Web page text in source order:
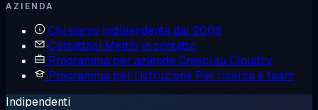
AZIENDA
Chi siamo Indipendente dal 2008
Contattaci Mettiti in contatto
Programma per aziendeCresci su Cloudzy
Programma per l'istruzione Per ricerca e team
Indipendenti